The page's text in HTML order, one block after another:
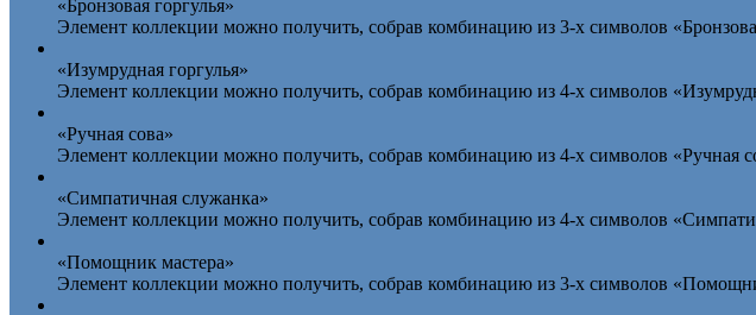
«Бронзовая горгулья»
Элемент коллекции можно получить, собрав комбинацию из 3-х символов
«Изумрудная горгулья»
Элемент коллекции можно получить, собрав комбинацию из 4-х символов
«Ручная сова»
Элемент коллекции можно получить, собрав комбинацию из 4-х символов «Ручная
«Симпатичная служанка»
Элемент коллекции можно получить, собрав комбинацию из 4-х символов
«Помощник мастера»
Элемент коллекции можно получить, собрав комбинацию из 3-х символов